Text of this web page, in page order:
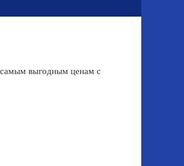
самым выгодным ценам с